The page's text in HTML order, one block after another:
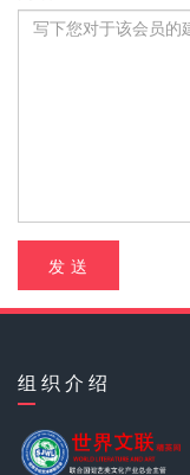
发 送
组 织 介 绍